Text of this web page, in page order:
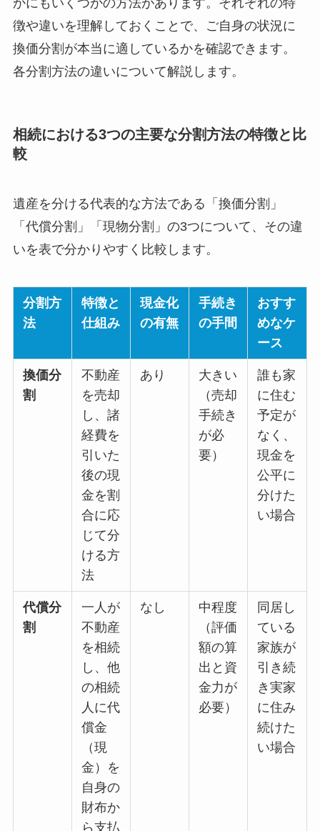
かにもいくつかの方法があります。それぞれの特
徴や違いを理解しておくことで、ご自身の状況に
換価分割が本当に適しているかを確認できます。
各分割方法の違いについて解説します。
相続における3つの主要な分割方法の特徴と比
較
遺産を分ける代表的な方法である「換価分割」
「代償分割」「現物分割」の3つについて、その違
いを表で分かりやすく比較します。
分割方
法
特徴と
仕組み
現金化
の有無
手続き
の手間
おすす
めなケ
ース
換価分
割
不動産
を売却
し、諸
経費を
引いた
後の現
金を割
合に応
じて分
ける方
法
あり
大きい
（売却
手続き
が必
要）
誰も家
に住む
予定が
なく、
現金を
公平に
分けた
い場合
代償分
割
一人が
不動産
を相続
し、他
の相続
人に代
償金
（現
金）を
自身の
財布か
ら支払
なし
中程度
（評価
額の算
出と資
金力が
必要）
同居し
ている
家族が
引き続
き実家
に住み
続けた
い場合